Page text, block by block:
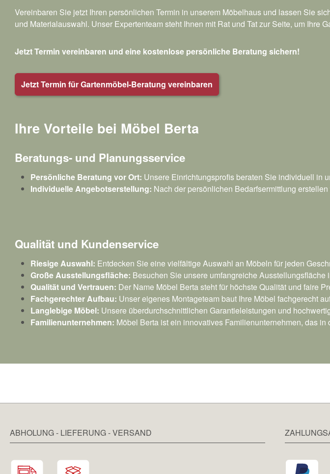
Vereinbaren Sie jetzt Ihren persönlichen Termin in unserem Möbelhaus und lassen Sie
und Materialauswahl. Unser Expertenteam steht Ihnen mit Rat und Tat zur Seite, um Ihre
Jetzt Termin vereinbaren und eine kostenlose persönliche Beratung sichern!
Jetzt Termin für Gartenmöbel-Beratung vereinbaren
Ihre Vorteile bei Möbel Berta
Beratungs- und Planungsservice
Persönliche Beratung vor Ort: Unsere Einrichtungsprofis beraten Sie individuell in
Individuelle Angebotserstellung: Nach der persönlichen Bedarfsermittlung
Qualität und Kundenservice
Riesige Auswahl: Entdecken Sie eine vielfältige Auswahl an Möbeln für jeden
Große Ausstellungsfläche: Besuchen Sie unsere umfangreiche
Qualität und Vertrauen: Der Name Möbel Berta steht für höchste Qualität und faire
Fachgerechter Aufbau: Unser eigenes Montageteam baut Ihre Möbel fachgerecht
Langlebige Möbel: Unsere überdurchschnittlichen Garantieleistungen und
Familienunternehmen: Möbel Berta ist ein innovatives Familienunternehmen, das in
ABHOLUNG - LIEFERUNG - VERSAND